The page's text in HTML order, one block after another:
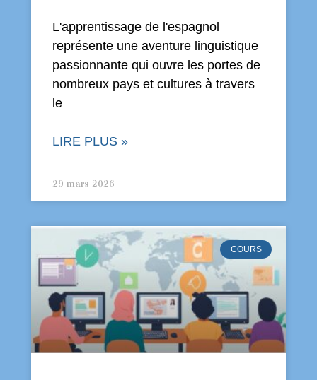
L'apprentissage de l'espagnol
représente une aventure linguistique
passionnante qui ouvre les portes de
nombreux pays et cultures à travers
le
LIRE PLUS »
29 mars 2026
COURS